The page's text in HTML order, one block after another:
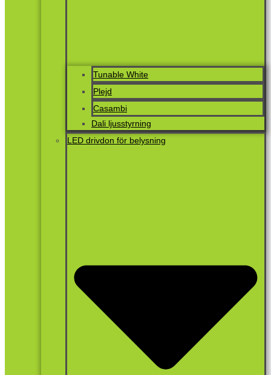
Tunable White
Plejd
Casambi
Dali ljusstyrning
LED drivdon för belysning